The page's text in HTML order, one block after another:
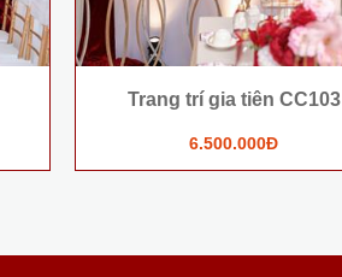
Trang trí gia tiên CC103
6.500.000Đ